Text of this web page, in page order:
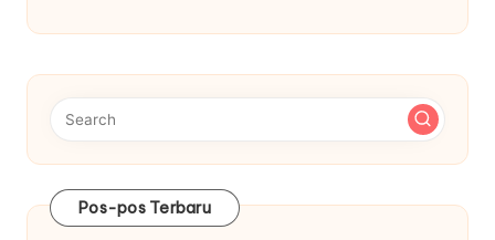
Pos-pos Terbaru